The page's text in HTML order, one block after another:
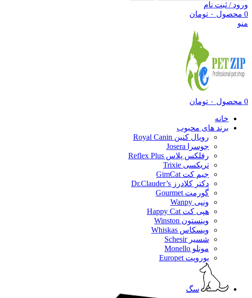
ورود / ثبت نام
0 محصول ۰ تومان
منو
0 محصول ۰ تومان
خانه
برند های محبوب
رویال کنین Royal Canin
جوسرا Josera
رفلکس پلاس Reflex Plus
تریکسی Trixie
جیم کت GimCat
دکتر کلادرز Dr.Clauder’s
گورمت Gourmet
ونپی Wanpy
هپی کت Happy Cat
وینستون Winston
ویسکاس Whiskas
شسیر Schesir
مونلو Monello
یوروپت Europet
سگ